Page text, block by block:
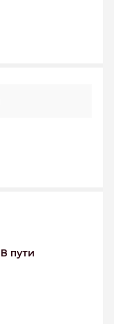
В пути